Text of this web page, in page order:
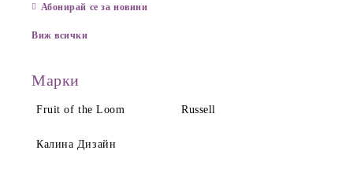
Абонирай се за новини
Виж всички
Марки
Fruit of the Loom Russell
Калина Дизайн